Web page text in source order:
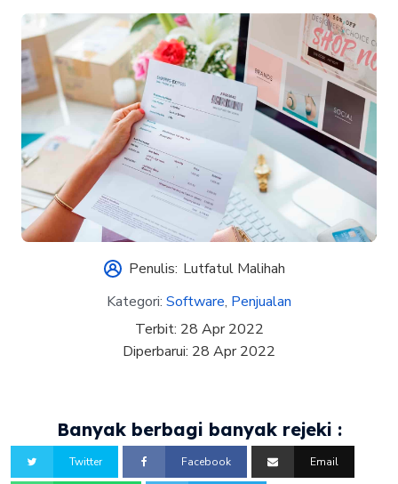
Penulis: Lutfatul Malihah
Kategori: Software, Penjualan
Terbit: 28 Apr 2022
Diperbarui: 28 Apr 2022
Banyak berbagi banyak rejeki :
Twitter Facebook Email